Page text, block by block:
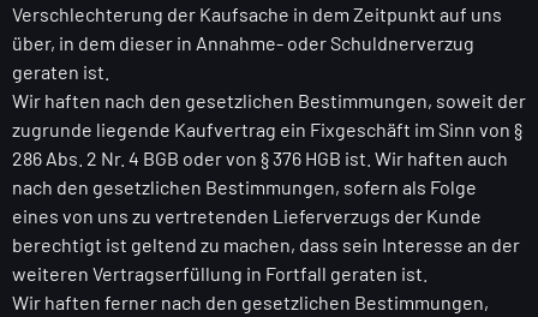
Verschlechterung der Kaufsache in dem Zeitpunkt auf uns
über, in dem dieser in Annahme- oder Schuldnerverzug
geraten ist.
Wir haften nach den gesetzlichen Bestimmungen, soweit der
zugrunde liegende Kaufvertrag ein Fixgeschäft im Sinn von §
286 Abs. 2 Nr. 4 BGB oder von § 376 HGB ist. Wir haften auch
nach den gesetzlichen Bestimmungen, sofern als Folge
eines von uns zu vertretenden Lieferverzugs der Kunde
berechtigt ist geltend zu machen, dass sein Interesse an der
weiteren Vertragserfüllung in Fortfall geraten ist.
Wir haften ferner nach den gesetzlichen Bestimmungen,